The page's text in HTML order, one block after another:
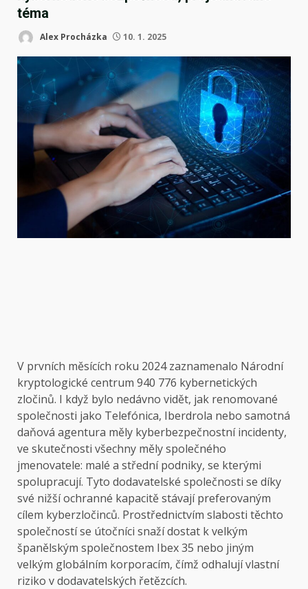
téma
Alex Procházka 10. 1. 2025
V prvních měsících roku 2024 zaznamenalo Národní
kryptologické centrum 940 776 kybernetických
zločinů. I když bylo nedávno vidět, jak renomované
společnosti jako Telefónica, Iberdrola nebo samotná
daňová agentura měly kyberbezpečnostní incidenty,
ve skutečnosti všechny měly společného
jmenovatele: malé a střední podniky, se kterými
spolupracují. Tyto dodavatelské společnosti se díky
své nižší ochranné kapacitě stávají preferovaným
cílem kyberzločinců. Prostřednictvím slabosti těchto
společností se útočníci snaží dostat k velkým
španělským společnostem Ibex 35 nebo jiným
velkým globálním korporacím, čímž odhalují vlastní
riziko v dodavatelských řetězcích.